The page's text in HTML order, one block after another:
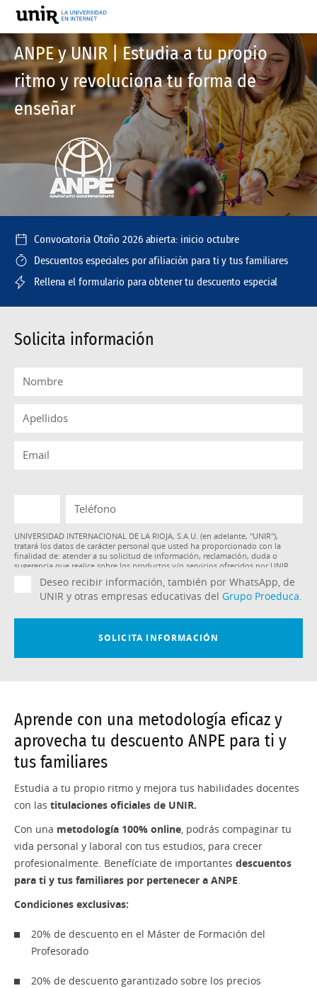
ANPE y UNIR | Estudia a tu propio
ritmo y revoluciona tu forma de
enseñar
Convocatoria Otoño 2026 abierta: inicio octubre
Descuentos especiales por afiliación para ti y tus familiares
Rellena el formulario para obtener tu descuento especial
Solicita información
Aprende con una metodología eficaz y
aprovecha tu descuento ANPE para ti y
tus familiares
Estudia a tu propio ritmo y mejora tus habilidades docentes
con las titulaciones oficiales de UNIR.
Con una metodología 100% online, podrás compaginar tu
vida personal y laboral con tus estudios, para crecer
profesionalmente. Benefíciate de importantes descuentos
para ti y tus familiares por pertenecer a ANPE.
Condiciones exclusivas:
20% de descuento en el Máster de Formación del
Profesorado
20% de descuento garantizado sobre los precios